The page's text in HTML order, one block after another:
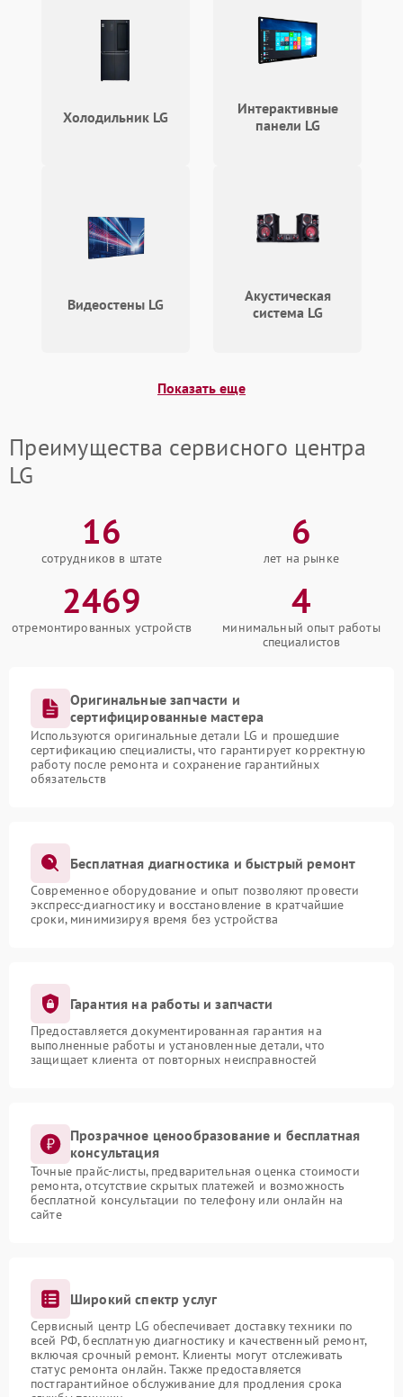
Холодильник LG
Интерактивные
панели LG
Видеостены LG
Акустическая
система LG
Показать еще
Преимущества сервисного центра
LG
16
сотрудников в штате
6
лет на рынке
2469
отремонтированных устройств
4
минимальный опыт работы
специалистов
Оригинальные запчасти и
сертифицированные мастера
Используются оригинальные детали LG и прошедшие
сертификацию специалисты, что гарантирует корректную
работу после ремонта и сохранение гарантийных
обязательств
Бесплатная диагностика и быстрый ремонт
Современное оборудование и опыт позволяют провести
экспресс-диагностику и восстановление в кратчайшие
сроки, минимизируя время без устройства
Гарантия на работы и запчасти
Предоставляется документированная гарантия на
выполненные работы и установленные детали, что
защищает клиента от повторных неисправностей
Прозрачное ценообразование и бесплатная
консультация
Точные прайс-листы, предварительная оценка стоимости
ремонта, отсутствие скрытых платежей и возможность
бесплатной консультации по телефону или онлайн на
сайте
Широкий спектр услуг
Сервисный центр LG обеспечивает доставку техники по
всей РФ, бесплатную диагностику и качественный ремонт,
включая срочный ремонт. Клиенты могут отслеживать
статус ремонта онлайн. Также предоставляется
постгарантийное обслуживание для продления срока